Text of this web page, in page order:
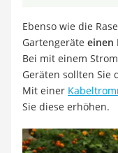
Ebenso wie die
Gartengeräte einen
Bei mit einem
Geräten sollten Sie
Mit einer
Sie diese erhöhen.